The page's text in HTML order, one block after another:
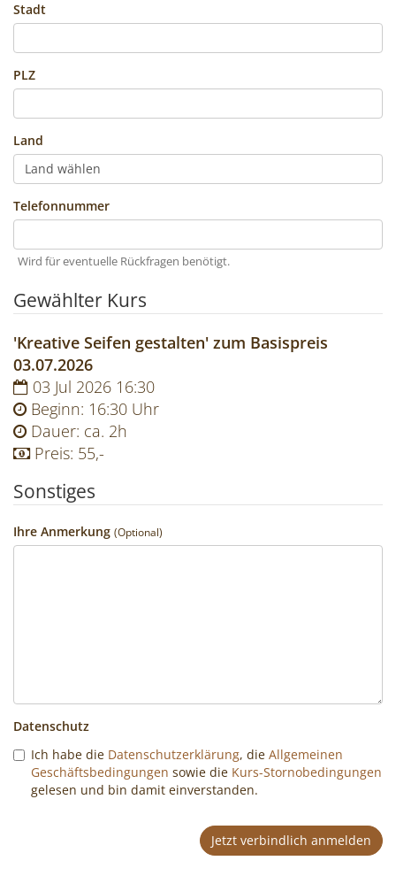
Stadt
PLZ
Land
Telefonnummer
Wird für eventuelle Rückfragen benötigt.
Gewählter Kurs
'Kreative Seifen gestalten' zum Basispreis
03.07.2026
03 Jul 2026 16:30
Beginn: 16:30 Uhr
Dauer: ca. 2h
Preis: 55,-
Sonstiges
Ihre Anmerkung (Optional)
Datenschutz
Ich habe die Datenschutzerklärung, die Allgemeinen
Geschäftsbedingungen sowie die Kurs-Stornobedingungen
gelesen und bin damit einverstanden.
Jetzt verbindlich anmelden